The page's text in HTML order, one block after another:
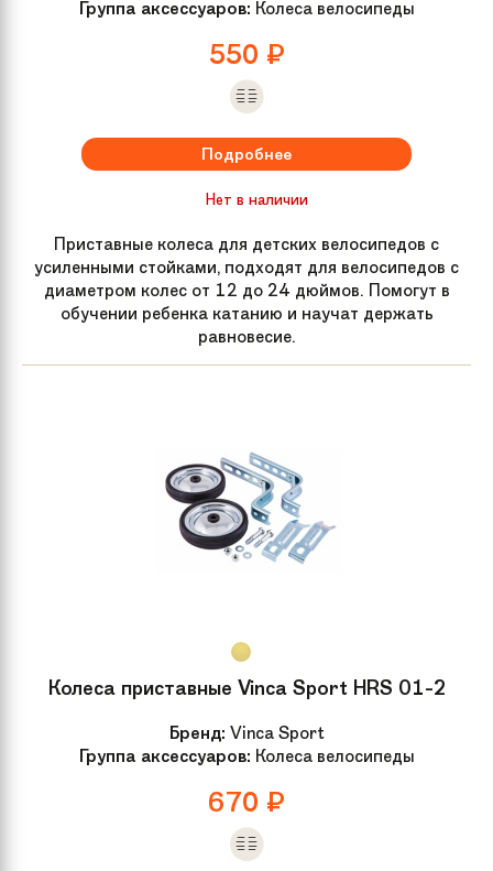
Группа аксессуаров: Колеса велосипеды
550 ₽
Подробнее
Нет в наличии
Приставные колеса для детских велосипедов с
усиленными стойками, подходят для велосипедов с
диаметром колес от 12 до 24 дюймов. Помогут в
обучении ребенка катанию и научат держать
равновесие.
Колеса приставные Vinca Sport HRS 01-2
Бренд: Vinca Sport
Группа аксессуаров: Колеса велосипеды
670 ₽